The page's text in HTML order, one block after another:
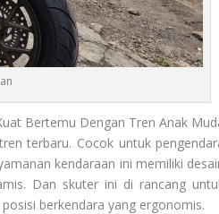
Bertemu Dengan Tren Anak
terbaru. Cocok untuk
kendaraan ini memiliki
Dan skuter ini di rancang
berkendara yang ergonomis.